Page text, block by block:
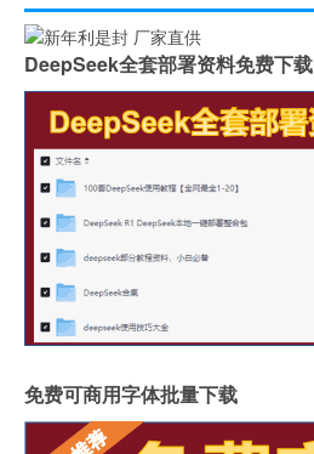
DeepSeek全套部署资料免费下载
免费可商用字体批量下载